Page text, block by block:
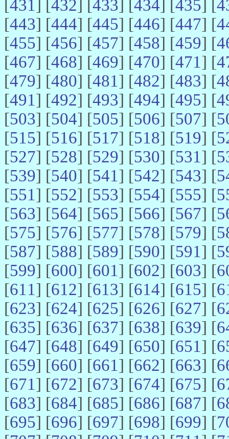
[431] [432] [433] [434] [435] [
[443] [444] [445] [446] [447] [
[455] [456] [457] [458] [459] [
[467] [468] [469] [470] [471] [
[479] [480] [481] [482] [483] [
[491] [492] [493] [494] [495] [
[503] [504] [505] [506] [507] [
[515] [516] [517] [518] [519] [
[527] [528] [529] [530] [531] [
[539] [540] [541] [542] [543] [
[551] [552] [553] [554] [555] [
[563] [564] [565] [566] [567] [
[575] [576] [577] [578] [579] [
[587] [588] [589] [590] [591] [
[599] [600] [601] [602] [603] [
[611] [612] [613] [614] [615] [
[623] [624] [625] [626] [627] [
[635] [636] [637] [638] [639] [
[647] [648] [649] [650] [651] [
[659] [660] [661] [662] [663] [
[671] [672] [673] [674] [675] [
[683] [684] [685] [686] [687] [
[695] [696] [697] [698] [699] [